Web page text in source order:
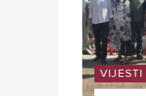
VIJESTI